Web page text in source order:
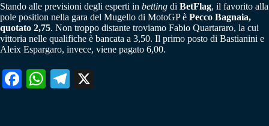
Stando alle previsioni degli esperti in betting di BetFlag, il favorito alla
pole position nella gara del Mugello di MotoGP è Pecco Bagnaia,
quotato 2,75. Non troppo distante troviamo Fabio Quartararo, la cui
vittoria nelle qualifiche è bancata a 3,50. Il primo posto di Bastianini e
Aleix Espargaro, invece, viene pagato 6,00.
Fa W
Te